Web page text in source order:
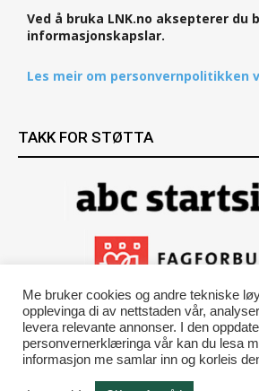
Ved å bruka LNK.no aksepterer du
informasjonskapslar.
Les meir om personvernpolitikken
TAKK FOR STØTTA
Me bruker cookies og andre tekniske
opplevinga di av nettstaden vår,
levera relevante annonser. I den
personvernerklæringa vår kan du lesa
informasjon me samlar inn og korleis